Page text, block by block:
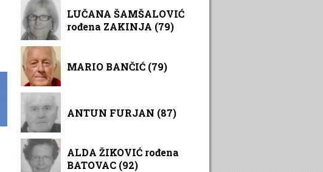
LUČANA ŠAMŠALOVIĆ
rođena ZAKINJA (79)
MARIO BANČIĆ (79)
ANTUN FURJAN (87)
ALDA ŽIKOVIĆ rođena
BATOVAC (92)